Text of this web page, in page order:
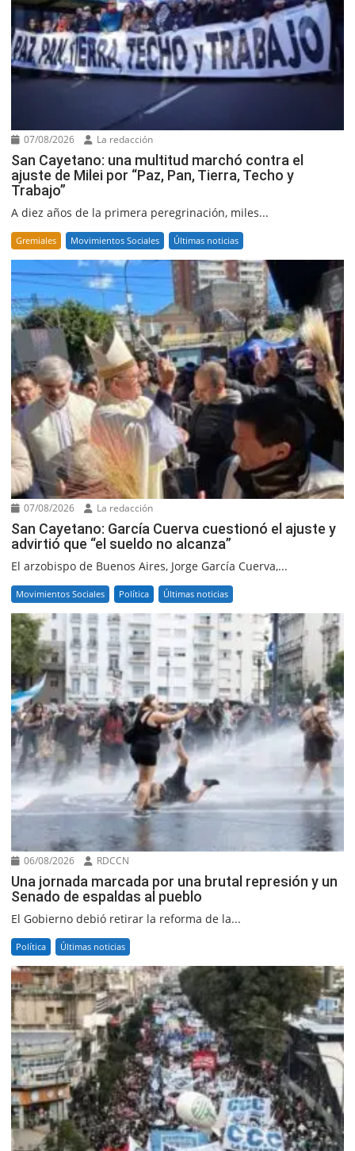
07/08/2026 La redacción
San Cayetano: una multitud marchó contra el
ajuste de Milei por “Paz, Pan, Tierra, Techo y
Trabajo”
A diez años de la primera peregrinación, miles...
Gremiales Movimientos Sociales Últimas noticias
07/08/2026 La redacción
San Cayetano: García Cuerva cuestionó el ajuste y
advirtió que “el sueldo no alcanza”
El arzobispo de Buenos Aires, Jorge García Cuerva,...
Movimientos Sociales Política Últimas noticias
06/08/2026 RDCCN
Una jornada marcada por una brutal represión y un
Senado de espaldas al pueblo
El Gobierno debió retirar la reforma de la...
Política Últimas noticias